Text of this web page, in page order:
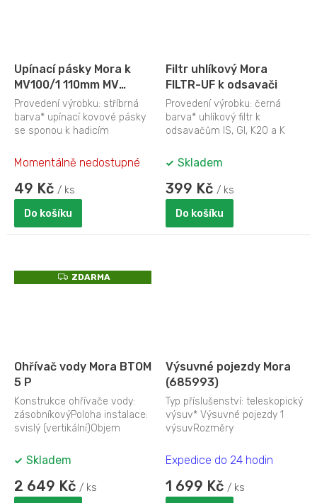
Upínací pásky Mora k
MV100/1 110mm MV
110SPONA(841878)
Provedení výrobku: stříbrná
barva* upínací kovové pásky
se sponou k hadicím
mmRozměry...
Momentálně nedostupné
49 Kč / ks
Do košíku
Filtr uhlíkový Mora
FILTR-UF k odsavači
Provedení výrobku: černá
barva* uhlíkový filtr k
odsavačům IS, GI, K20 a K
výrobku:Hmotnost (kg):
Skladem
399 Kč / ks
Do košíku
Z
D
ZDARMA
Ohřívač vody Mora BTOM
5 P
Konstrukce ohřívače vody:
zásobníkovýPoloha instalace:
svislý (vertikální)Objem
ohřevu:...
Skladem
2 649 Kč / ks
Výsuvné pojezdy Mora
(685993)
Typ příslušenství: teleskopický
výsuv* Výsuvné pojezdy 1
výsuvRozměry
(cm): Šířka (cm):...
Expedice do 24 hodin
1 699 Kč / ks